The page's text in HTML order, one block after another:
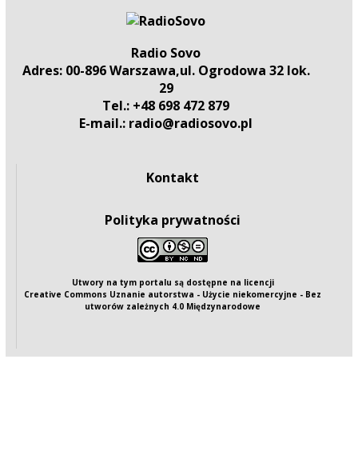
Radio Sovo
Adres: 00-896 Warszawa,ul. Ogrodowa 32 lok.
29
Tel.: +48 698 472 879
E-mail.: radio@radiosovo.pl
Kontakt
Polityka prywatności
Utwory na tym portalu są dostępne na licencji
Creative Commons Uznanie autorstwa - Użycie niekomercyjne - Bez
utworów zależnych 4.0 Międzynarodowe